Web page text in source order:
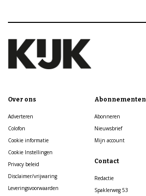
Over ons
Adverteren
Colofon
Cookie informatie
Cookie Instellingen
Privacy beleid
Disclaimer/vrijwaring
Leveringsvoorwaarden
Abonnementen
Abonneren
Nieuwsbrief
Mijn account
Contact
Redactie
Spaklerweg 53